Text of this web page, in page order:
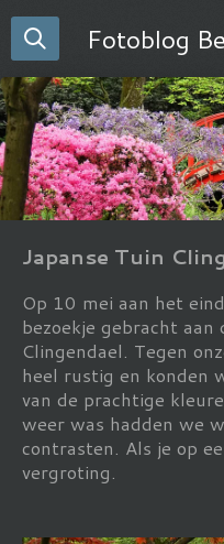
Ga
direct
de
hoofdinhoud
Fotoblog
Japanse Tuin
Op 10 mei aan het
bezoekje gebracht aan
Clingendael. Tegen
heel rustig en konden
van de prachtige
weer was hadden we
contrasten. Als je op
vergroting.